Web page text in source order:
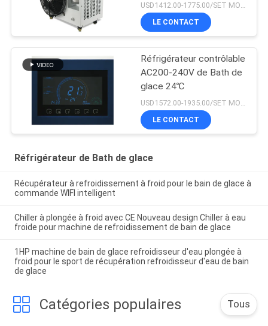
USD1412.00-1775.00/SET MOQ:1SET
LE CONTACT
Réfrigérateur contrôlable
AC200-240V de Bath de
glace 24℃
LE CONTACT
Réfrigérateur de Bath de glace
Récupérateur à refroidissement à froid pour le bain de glace à
commande WIFI intelligent
Chiller à plongée à froid avec CE Nouveau design Chiller à eau
froide pour machine de refroidissement de bain de glace
1HP machine de bain de glace refroidisseur d'eau plongée à
froid pour le sport de récupération refroidisseur d'eau de bain
de glace
Catégories populaires Tous